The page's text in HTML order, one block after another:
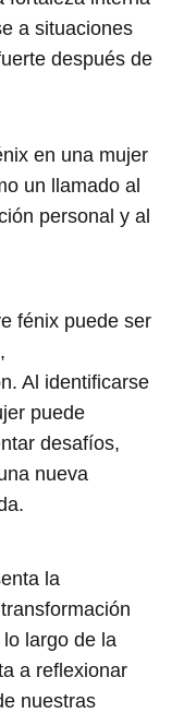
a situaciones
después de
en una mujer
un llamado al
personal y al
fénix puede ser
Al identificarse
puede
desafíos,
nueva
la
largo de la
a reflexionar
nuestras